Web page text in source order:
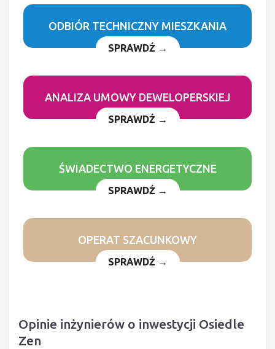
ODBIÓR TECHNICZNY MIESZKANIA
SPRAWDŹ →
ANALIZA UMOWY DEWELOPERSKIEJ
SPRAWDŹ →
ŚWIADECTWO ENERGETYCZNE
SPRAWDŹ →
OPERAT SZACUNKOWY
SPRAWDŹ →
Opinie inżynierów o inwestycji Osiedle
Zen